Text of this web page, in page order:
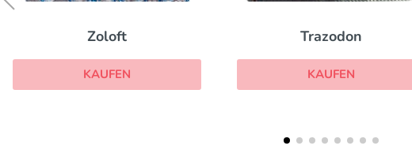
Trazodon Effexor Xr